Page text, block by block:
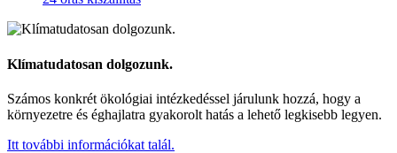
Klímatudatosan dolgozunk.
Számos konkrét ökológiai intézkedéssel járulunk hozzá, hogy a
környezetre és éghajlatra gyakorolt hatás a lehető legkisebb legyen.
Itt további információkat talál.